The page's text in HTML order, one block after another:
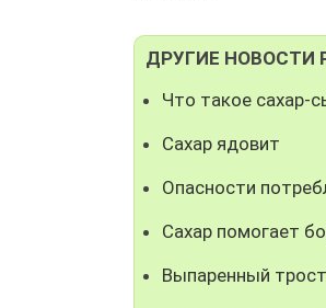
ДРУГИЕ НОВОСТИ
Что такое сахар-
Сахар ядовит
Опасности
Сахар помогает
Выпаренный